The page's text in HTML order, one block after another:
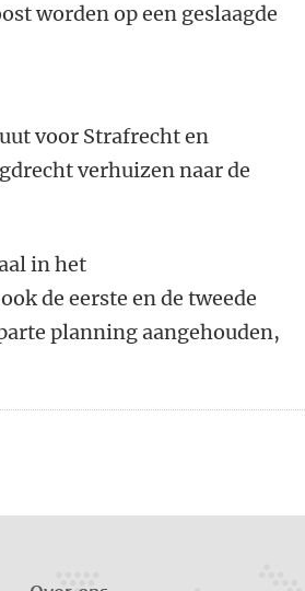
worden op een geslaagde
voor Strafrecht en
verhuizen naar de
in het
de eerste en de tweede
planning aangehouden,